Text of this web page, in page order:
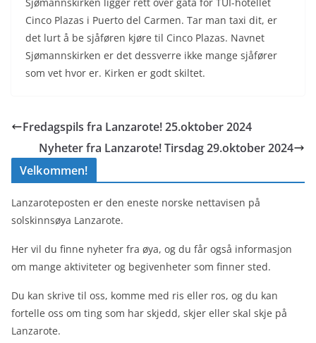
Cinco Plazas i Puerto del Carmen. Tar man taxi dit, er
det lurt å be sjåføren kjøre til Cinco Plazas. Navnet
Sjømannskirken er det dessverre ikke mange sjåfører
som vet hvor er. Kirken er godt skiltet.
Fredagspils fra Lanzarote! 25.oktober 2024
Nyheter fra Lanzarote! Tirsdag 29.oktober 2024
Velkommen!
Lanzaroteposten er den eneste norske nettavisen på
solskinnsøya Lanzarote.
Her vil du finne nyheter fra øya, og du får også informasjon
om mange aktiviteter og begivenheter som finner sted.
Du kan skrive til oss, komme med ris eller ros, og du kan
fortelle oss om ting som har skjedd, skjer eller skal skje på
Lanzarote.